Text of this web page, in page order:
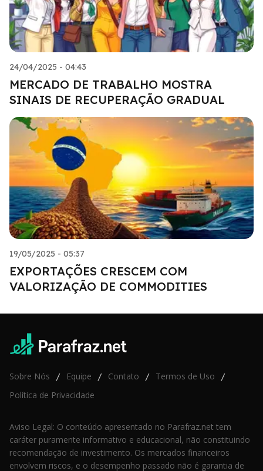
24/04/2025 - 04:43
MERCADO DE TRABALHO MOSTRA
SINAIS DE RECUPERAÇÃO GRADUAL
19/05/2025 - 05:37
EXPORTAÇÕES CRESCEM COM
VALORIZAÇÃO DE COMMODITIES
Sobre Nós / Equipe / Contato / Termos de Uso /
Política de Privacidade
Aviso Legal: O conteúdo apresentado no Parafraz.net tem
caráter puramente informativo e educacional, não constituindo
recomendação de investimento. Os mercados financeiros
envolvem riscos, e o desempenho passado não é garantia de